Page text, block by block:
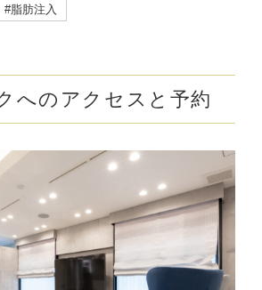
#脂肪注入
へのアクセスと予約